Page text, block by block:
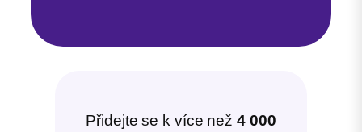
Přidejte se k více než4 000